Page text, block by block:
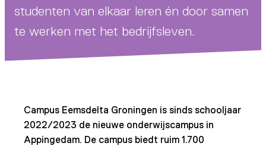
studenten van elkaar leren én door samen
te werken met het bedrijfsleven.
Campus Eemsdelta Groningen is sinds schooljaar
2022/2023 de nieuwe onderwijscampus in
Appingedam. De campus biedt ruim 1.700